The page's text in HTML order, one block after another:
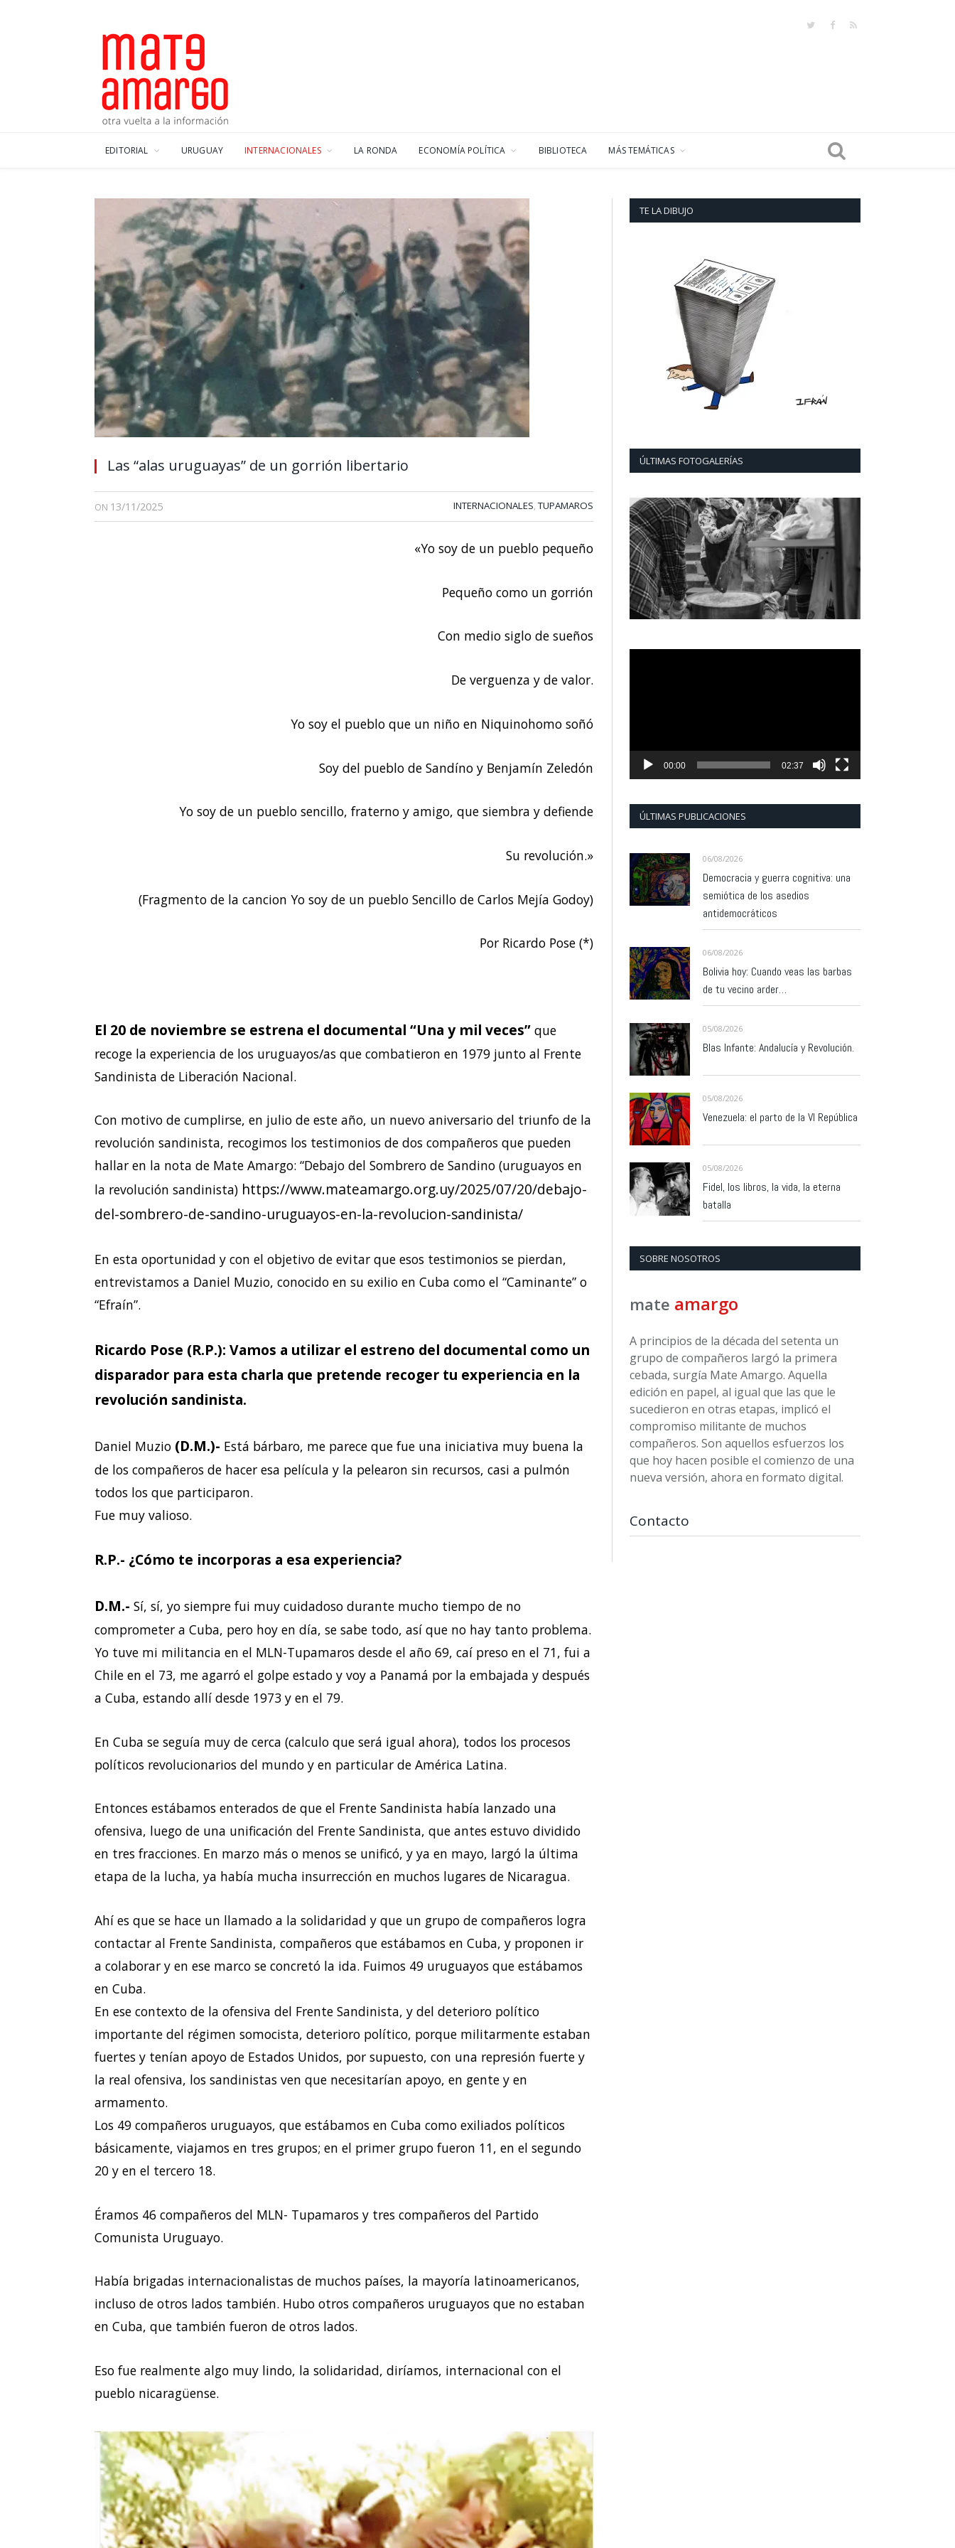
TwitterFacebook
RSS
EDITORIAL URUGUAY INTERNACIONALES LA RONDA ECONOMÍA POLÍTICA BIBLIOTECA MÁS TEMÁTICAS
Las “alas uruguayas” de un gorrión libertario
ON 13/11/2025 INTERNACIONALES,TUPAMAROS
«Yo soy de un pueblo pequeño
Pequeño como un gorrión
Con medio siglo de sueños
De verguenza y de valor.
Yo soy el pueblo que un niño en Niquinohomo soñó
Soy del pueblo de Sandíno y Benjamín Zeledón
Yo soy de un pueblo sencillo, fraterno y amigo, que siembra y defiende
Su revolución.»
(Fragmento de la cancion Yo soy de un pueblo Sencillo de Carlos Mejía Godoy)
Por Ricardo Pose (*)
El 20 de noviembre se estrena el documental “Una y mil veces” que
recoge la experiencia de los uruguayos/as que combatieron en 1979 junto al Frente
Sandinista de Liberación Nacional.
Con motivo de cumplirse, en julio de este año, un nuevo aniversario del triunfo de la
revolución sandinista, recogimos los testimonios de dos compañeros que pueden
hallar en la nota de Mate Amargo: “Debajo del Sombrero de Sandino (uruguayos en
la revolución sandinista) https://www.mateamargo.org.uy/2025/07/20/debajo-
del-sombrero-de-sandino-uruguayos-en-la-revolucion-sandinista/
En esta oportunidad y con el objetivo de evitar que esos testimonios se pierdan,
entrevistamos a Daniel Muzio, conocido en su exilio en Cuba como el “Caminante” o
“Efraín”.
Ricardo Pose (R.P.): Vamos a utilizar el estreno del documental como un
disparador para esta charla que pretende recoger tu experiencia en la
revolución sandinista.
Daniel Muzio (D.M.)- Está bárbaro, me parece que fue una iniciativa muy buena la
de los compañeros de hacer esa película y la pelearon sin recursos, casi a pulmón
todos los que participaron.
Fue muy valioso.
R.P.- ¿Cómo te incorporas a esa experiencia?
D.M.- Sí, sí, yo siempre fui muy cuidadoso durante mucho tiempo de no
comprometer a Cuba, pero hoy en día, se sabe todo, así que no hay tanto problema.
Yo tuve mi militancia en el MLN-Tupamaros desde el año 69, caí preso en el 71, fui a
Chile en el 73, me agarró el golpe estado y voy a Panamá por la embajada y después
a Cuba, estando allí desde 1973 y en el 79.
En Cuba se seguía muy de cerca (calculo que será igual ahora), todos los procesos
políticos revolucionarios del mundo y en particular de América Latina.
Entonces estábamos enterados de que el Frente Sandinista había lanzado una
ofensiva, luego de una unificación del Frente Sandinista, que antes estuvo dividido
en tres fracciones. En marzo más o menos se unificó, y ya en mayo, largó la última
etapa de la lucha, ya había mucha insurrección en muchos lugares de Nicaragua.
Ahí es que se hace un llamado a la solidaridad y que un grupo de compañeros logra
contactar al Frente Sandinista, compañeros que estábamos en Cuba, y proponen ir
a colaborar y en ese marco se concretó la ida. Fuimos 49 uruguayos que estábamos
en Cuba.
En ese contexto de la ofensiva del Frente Sandinista, y del deterioro político
importante del régimen somocista, deterioro político, porque militarmente estaban
fuertes y tenían apoyo de Estados Unidos, por supuesto, con una represión fuerte y
la real ofensiva, los sandinistas ven que necesitarían apoyo, en gente y en
armamento.
Los 49 compañeros uruguayos, que estábamos en Cuba como exiliados políticos
básicamente, viajamos en tres grupos; en el primer grupo fueron 11, en el segundo
20 y en el tercero 18.
Éramos 46 compañeros del MLN- Tupamaros y tres compañeros del Partido
Comunista Uruguayo.
Había brigadas internacionalistas de muchos países, la mayoría latinoamericanos,
incluso de otros lados también. Hubo otros compañeros uruguayos que no estaban
en Cuba, que también fueron de otros lados.
Eso fue realmente algo muy lindo, la solidaridad, diríamos, internacional con el
pueblo nicaragüense.
TE LA DIBUJO
ÚLTIMAS FOTOGALERÍAS
00:00 02:37
ÚLTIMAS PUBLICACIONES
06/08/2026
Democracia y guerra cognitiva: una
semiótica de los asedios
antidemocráticos
06/08/2026
Bolivia hoy: Cuando veas las barbas
de tu vecino arder…
05/08/2026
Blas Infante: Andalucía y Revolución.
05/08/2026
Venezuela: el parto de la VI República
05/08/2026
Fidel, los libros, la vida, la eterna
batalla
SOBRE NOSOTROS
mate amargo
A principios de la década del setenta un
grupo de compañeros largó la primera
cebada, surgía Mate Amargo. Aquella
edición en papel, al igual que las que le
sucedieron en otras etapas, implicó el
compromiso militante de muchos
compañeros. Son aquellos esfuerzos los
que hoy hacen posible el comienzo de una
nueva versión, ahora en formato digital.
Contacto